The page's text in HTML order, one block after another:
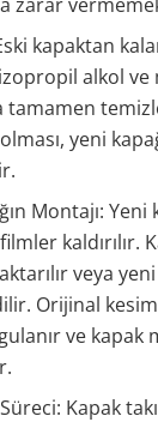
kapaktan
izopropil alkol
tamamen
yeni
Montajı:
kaldırılır.
veya
Orijinal kesim
ve
Kapak